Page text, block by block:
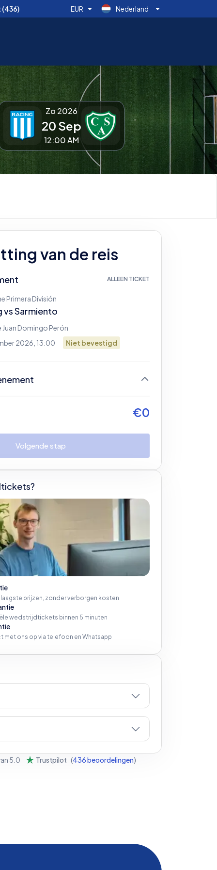
(436) EUR Nederland
Zo 2026
20 Sep
12:00 AM
van de reis
ALLEEN TICKET
Primera División
vsSarmiento
Domingo Perón
2026, 13:00
Niet bevestigd
€0
Volgende stap
prijzen, zonder verborgen kosten
wedstrijdtickets binnen 5 minuten
met ons op via telefoon en Whatsapp
5.0 Trustpilot (436beoordelingen)